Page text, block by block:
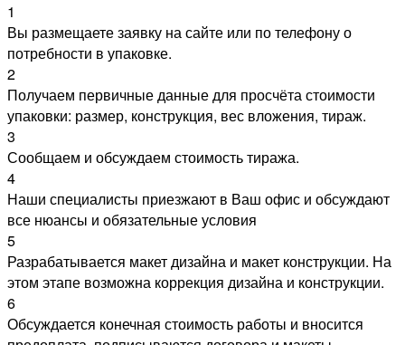
1
Вы размещаете заявку на сайте или по телефону о
потребности в упаковке.
2
Получаем первичные данные для просчёта стоимости
упаковки: размер, конструкция, вес вложения, тираж.
3
Сообщаем и обсуждаем стоимость тиража.
4
Наши специалисты приезжают в Ваш офис и обсуждают
все нюансы и обязательные условия
5
Разрабатывается макет дизайна и макет конструкции. На
этом этапе возможна коррекция дизайна и конструкции.
6
Обсуждается конечная стоимость работы и вносится